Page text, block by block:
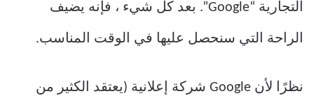
التجارية “Google”. بعد كل شيء ، فإنه يضيف
الراحة التي سنحصل عليها في الوقت المناسب.
نظرًا لأن Google شركة إعلانية (يعتقد الكثير من